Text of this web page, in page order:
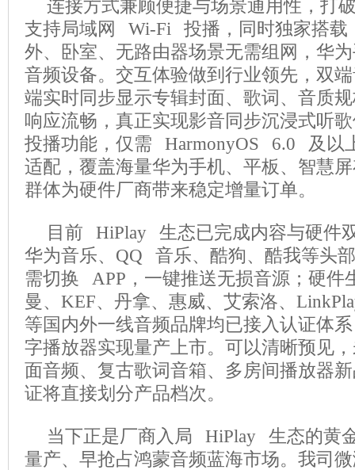
连接方式兼顾便捷与场景通用性，
支持局域网 Wi-Fi 投播，同时独家搭
外、卧室、无路由器场景无需组网，华
音频设备。交互体验做到行业领先，双
端实时同步显示专辑封面、歌词、音质
响应流畅，真正实现影音同步沉浸式听
投播功能，仅需 HarmonyOS 6.0 及以
适配，覆盖海量华为手机、平板、智慧
群体为硬件厂商带来稳定增量订单。
目前 HiPlay 生态已完成内容与硬件
华为音乐、QQ 音乐、酷狗、酷我等头
需切换 APP，一键推送无损音源；硬件
曼、KEF、丹拿、惠威、艾索洛、
等国内外一线音频品牌均已接入认证体
字播放器实现量产上市。可以清晰预见
面音频、复古歌词音箱、多房间播放器
证将直接划分产品档次。
当下正是厂商入局 HiPlay 生态的黄
量产、早抢占鸿蒙音频蓝海市场。我司